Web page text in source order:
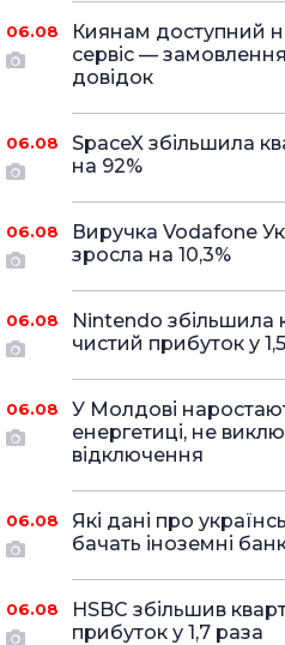
06.08
Киянам доступний
сервіс —
довідок
06.08
SpaceX збільшила
на 92%
06.08
Виручка Vodafone
зросла на 10,3%
06.08
Nintendo збільшила
чистий прибуток у
06.08
У Молдові
енергетиці, не
відключення
06.08
Які дані про
бачать іноземні
06.08
HSBC збільшив
прибуток у 1,7 раза